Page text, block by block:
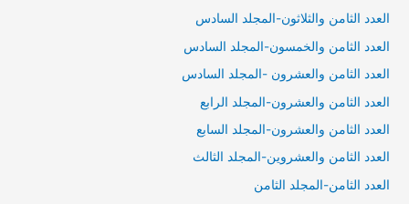
العدد الثامن والثلاثون-المجلد السادس
العدد الثامن والخمسون-المجلد السادس
العدد الثامن والعشرون -المجلد السادس
العدد الثامن والعشرون-المجلد الرابع
العدد الثامن والعشرون-المجلد السابع
العدد الثامن والعشروين-المجلد الثالث
العدد الثامن-المجلد الثامن